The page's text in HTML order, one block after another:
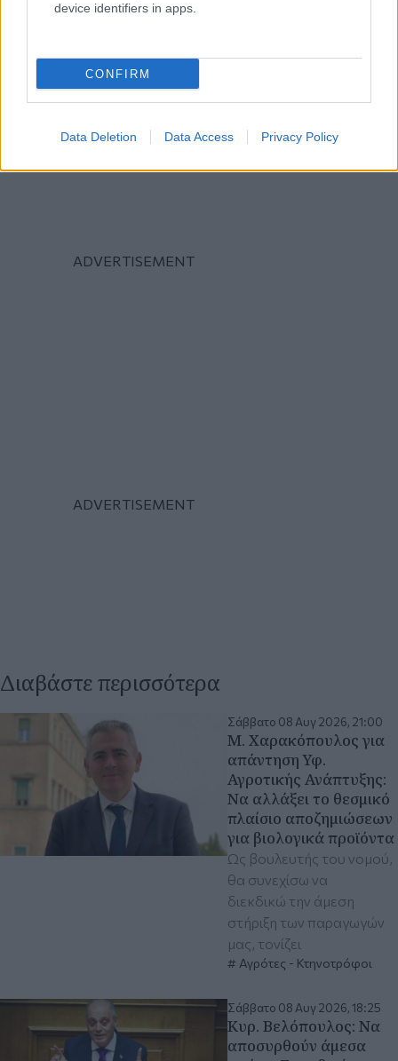
device identifiers in apps.
CONFIRM
Data Deletion Data Access Privacy Policy
Διαβάστε περισσότερα
Σάββατο 08 Αυγ 2026, 21:00
Μ. Χαρακόπουλος για
απάντηση Υφ.
Αγροτικής Ανάπτυξης:
Να αλλάξει το θεσμικό
πλαίσιο αποζημιώσεων
για βιολογικά προϊόντα
Ως βουλευτής του νομού,
θα συνεχίσω να
διεκδικώ την άμεση
στήριξη των παραγωγών
μας, τονίζει
Αγρότες - Κτηνοτρόφοι
Σάββατο 08 Αυγ 2026, 18:25
Κυρ. Βελόπουλος: Να
αποσυρθούν άμεσα